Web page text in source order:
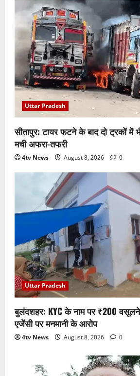
Uttar Pradesh
सीतापुर: टायर फटने के बाद दो ट्रकों में
मची अफरा-तफरी
4tv News August 8, 2026 0
Uttar Pradesh
बुलंदशहर: KYC के नाम पर ₹200
एजेंसी पर मनमानी के आरोप
4tv News August 8, 2026 0